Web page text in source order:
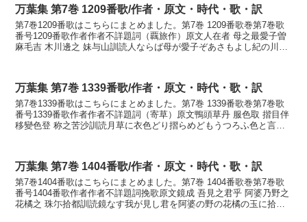
万葉集 第7巻 1209番歌/作者・原文・時代・歌・訳
第7巻1209番歌はこちらにまとめました。第7巻 1209番歌巻第7巻歌
番号1209番歌作者作者不詳題詞（覊旅作）原文人在者 母之最愛子曽
麻毛吉 木川邊之 妹与山訓読人ならば母が愛子ぞあさもよし紀の川の
万葉集 第7巻 1339番歌/作者・原文・時代・歌・訳
第7巻1339番歌はこちらにまとめました。第7巻 1339番歌巻第7巻歌
番号1339番歌作者作者不詳題詞（寄草）原文鴨頭草丹 服色取 揩目伴
移變色登 称之苦沙訓読月草に衣色どり摺らめどもうつろふ色と言ふ
万葉集 第7巻 1404番歌/作者・原文・時代・歌・訳
第7巻1404番歌はこちらにまとめました。第7巻 1404番歌巻第7巻歌
番号1404番歌作者作者不詳題詞挽歌原文鏡成 吾見之君乎 阿婆乃野之
花橘之 珠尓拾都訓読鏡なす我が見し君を阿婆の野の花橘の玉に拾ひ